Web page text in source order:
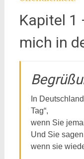
Kapitel 1
mich in
In
Tag“,
wenn Sie
Und Sie
wenn sie